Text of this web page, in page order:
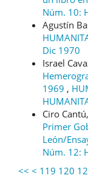
Núm. 10:
Agustín
Dic 1970
Israel
1969 ,
Ciro Cantú,
Primer
León/
Núm. 12:
<< < 119 120